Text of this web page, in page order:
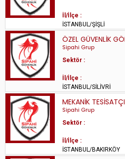
İl/İlçe :
İSTANBUL/ŞİŞLİ
ÖZEL GÜVENLİK
Sipahi Grup
Sektör :
İl/İlçe :
İSTANBUL/SİLİVRİ
MEKANİK TESİSATÇI
Sipahi Grup
Sektör :
İl/İlçe :
İSTANBUL/BAKIRKÖY